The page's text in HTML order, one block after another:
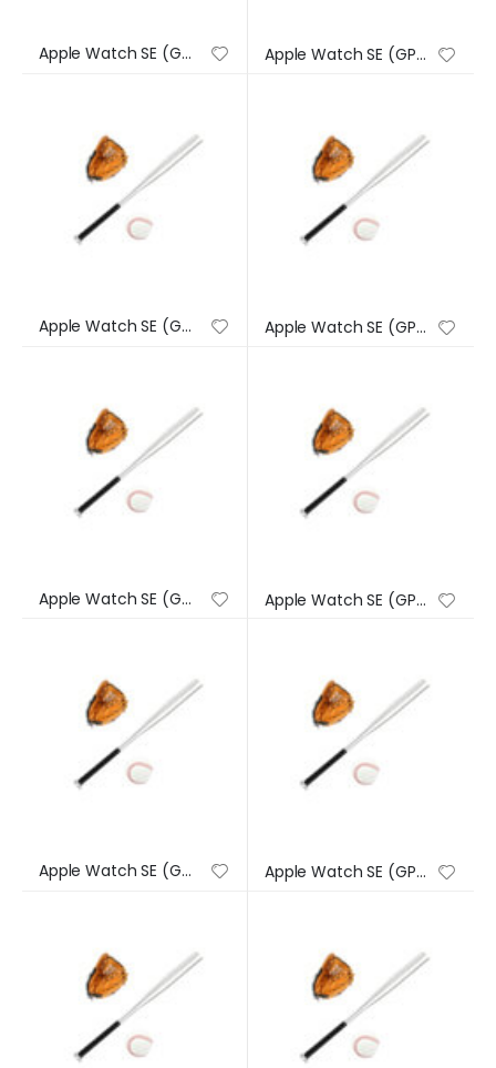
Apple Watch SE (GPS) – Caja de aluminio en plata de 44 mm – Correa deportiva en color abismo – Talla única Apple Watch SE (GPS) – Caja de aluminio en plata de 44 mm – Correa deportiva en color abismo – Talla única
Apple Watch SE (GPS) – Caja de aluminio en plata de 44 mm – Correa deportiva en color abismo – Talla única Apple Watch SE (GPS) – Caja de aluminio en plata de 44 mm – Correa deportiva en color abismo – Talla única
Apple Watch SE (GPS) – Caja de aluminio en plata de 44 mm – Correa deportiva en color abismo – Talla única Apple Watch SE (GPS) – Caja de aluminio en plata de 44 mm – Correa deportiva en color abismo – Talla única
Apple Watch SE (GPS) – Caja de aluminio en plata de 44 mm – Correa deportiva en color abismo – Talla única Apple Watch SE (GPS) – Caja de aluminio en plata de 44 mm – Correa deportiva en color abismo – Talla única